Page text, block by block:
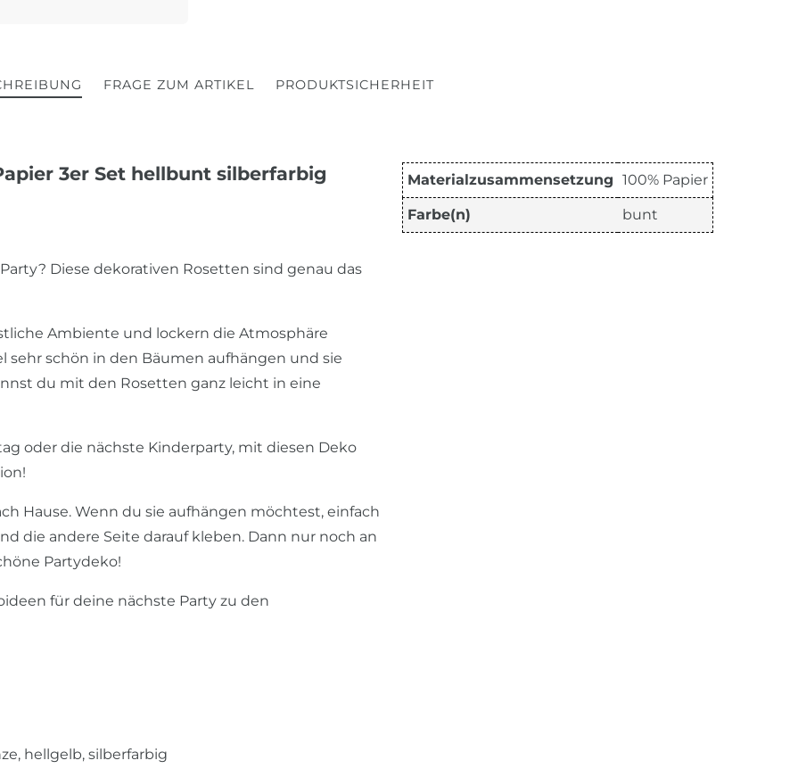
FRAGE ZUM ARTIKEL PRODUKTSICHERHEIT
3er Set hellbunt silberfarbig
Diese dekorativen Rosetten sind genau das
Ambiente und lockern die Atmosphäre
sehr schön in den Bäumen aufhängen und sie
du mit den Rosetten ganz leicht in eine
oder die nächste Kinderparty, mit diesen Deko
Hause. Wenn du sie aufhängen möchtest, einfach
die andere Seite darauf kleben. Dann nur noch an
Partydeko!
für deine nächste Party zu den
hellgelb, silberfarbig
Materialzusammensetzung 100% Papier
Farbe(n) bunt